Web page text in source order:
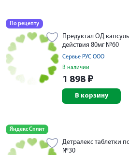
По рецепту
Предуктал ОД
действия 80мг №60
Сервье РУС ООО
В наличии
1 898 ₽
В корзину
Яндекс Сплит
Детралекс таблетки
№30